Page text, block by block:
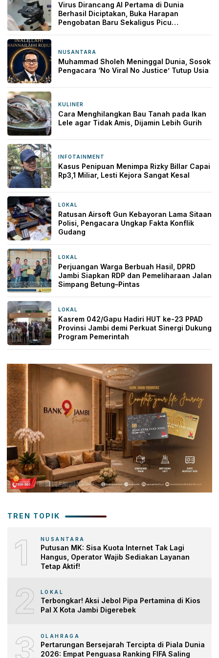
Virus Dirancang AI Pertama di Dunia
Berhasil Diciptakan, Buka Harapan
Pengobatan Baru Sekaligus Picu
NUSANTARA
Muhammad Sholeh Meninggal Dunia, Sosok
Pengacara ‘No Viral No Justice’ Tutup Usia
KULINER
Cara Menghilangkan Bau Tanah pada Ikan
Lele agar Tidak Amis, Dijamin Lebih Gurih
INFOTAINMENT
Kasus Penipuan Menimpa Rizky Billar Capai
Rp3,1 Miliar, Lesti Kejora Sangat Kesal
LOKAL
Ratusan Airsoft Gun Kebayoran Lama Sitaan
Polisi, Pengacara Ungkap Fakta Konflik
Gudang
LOKAL
Perjuangan Warga Berbuah Hasil, DPRD
Jambi Siapkan RDP dan Pemeliharaan Jalan
Simpang Betung–Pintas
LOKAL
Kasrem 042/Gapu Hadiri HUT ke-23 PPAD
Provinsi Jambi demi Perkuat Sinergi Dukung
Program Pemerintah
TREN TOPIK
1 NUSANTARA
Putusan MK: Sisa Kuota Internet Tak Lagi
Hangus, Operator Wajib Sediakan Layanan
Tetap Aktif!
2 LOKAL
Terbongkar! Aksi Jebol Pipa Pertamina di Kios
Pal X Kota Jambi Digerebek
3 OLAHRAGA
Pertarungan Bersejarah Tercipta di Piala Dunia
2026: Empat Penguasa Ranking FIFA Saling